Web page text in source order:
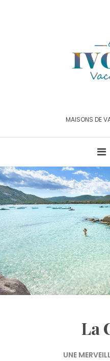
MAISONS DE
La
UNE